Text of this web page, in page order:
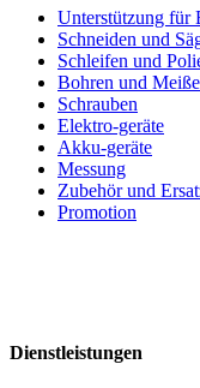
Unterstützung für
Schneiden und
Schleifen und
Bohren und
Schrauben
Elektro-geräte
Akku-geräte
Messung
Zubehör und
Promotion
Dienstleistungen